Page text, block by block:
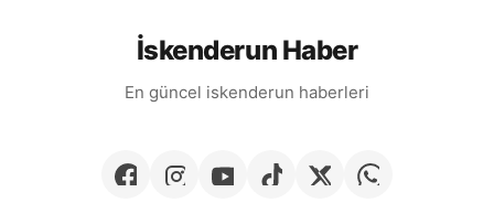
İskenderun Haber
En güncel iskenderun haberleri